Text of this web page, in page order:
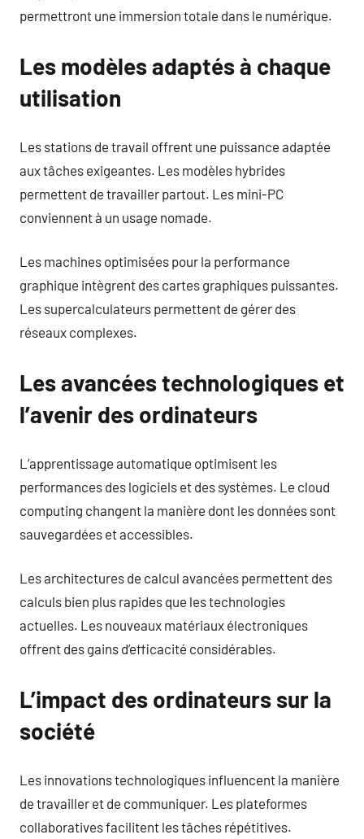
permettront une immersion totale dans le numérique.
Les modèles adaptés à chaque
utilisation
Les stations de travail offrent une puissance adaptée
aux tâches exigeantes. Les modèles hybrides
permettent de travailler partout. Les mini-PC
conviennent à un usage nomade.
Les machines optimisées pour la performance
graphique intègrent des cartes graphiques puissantes.
Les supercalculateurs permettent de gérer des
réseaux complexes.
Les avancées technologiques et
l’avenir des ordinateurs
L’apprentissage automatique optimisent les
performances des logiciels et des systèmes. Le cloud
computing changent la manière dont les données sont
sauvegardées et accessibles.
Les architectures de calcul avancées permettent des
calculs bien plus rapides que les technologies
actuelles. Les nouveaux matériaux électroniques
offrent des gains d’efficacité considérables.
L’impact des ordinateurs sur la
société
Les innovations technologiques influencent la manière
de travailler et de communiquer. Les plateformes
collaboratives facilitent les tâches répétitives.